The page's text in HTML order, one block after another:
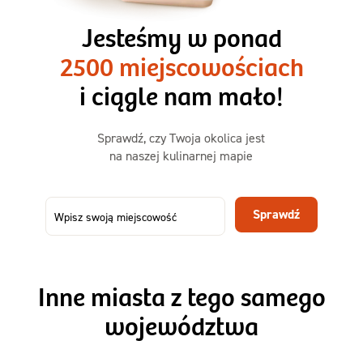
1500kcal - 2250kcal
3 sycące posiłki o większej objętości. Mniej dań,
ta sama wygoda!
50,31 zł
73,99
-32%
Menu
Jesteśmy w ponad
2500 miejscowościach
i ciągle nam mało!
Sprawdź, czy Twoja okolica jest
na naszej kulinarnej mapie
Sprawdź
Inne miasta z tego samego
województwa